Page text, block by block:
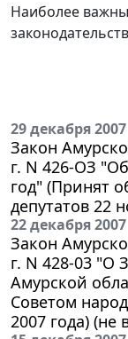
Наиболее
29 декабря 2007
Закон
г. N 426-ОЗ
год" (Принят
депутатов 22
22 декабря 2007
Закон
г. N 428-03 "О
Амурской
Советом
2007 года) (не